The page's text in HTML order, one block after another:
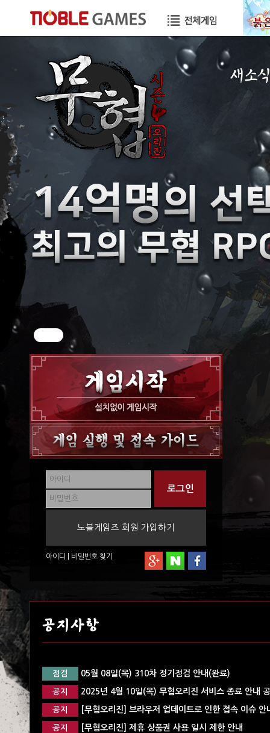
새소
GM노트
GM TIP
노블게임즈 회원 가입하기
아이디 비밀번호 찾기
공지사항
점검 05월 08일(목) 310차 정기점검 안내(완료)
공지 2025년 4월 10일(목) 무협오리진 서비스 종료 안내
공지 [무협오리진] 브라우저 업데이트로 인한 접속 이슈 안
공지 [무협오리진] 제휴 상품권 사용 일시 제한 안내